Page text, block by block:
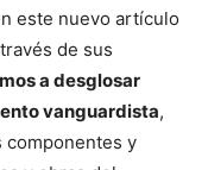
este nuevo artículo
de sus
a desglosar
vanguardista,
componentes y